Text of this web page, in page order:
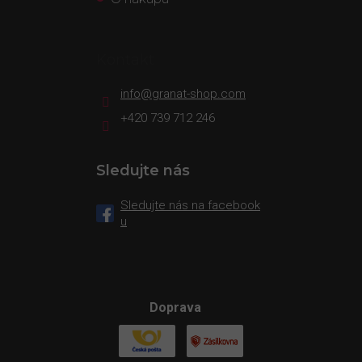
info@granat-shop.com
+420 739 712 246
Sledujte nás
Sledujte nás na facebook
u
Doprava